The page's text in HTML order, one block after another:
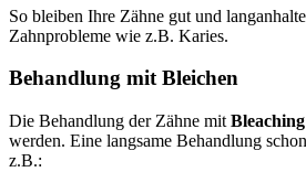
So bleiben Ihre Zähne gut und
Zahnprobleme wie z.B. Karies.
Behandlung mit Bleichen
Die Behandlung der Zähne mit Bleaching
werden. Eine langsame Behandlung
z.B.: